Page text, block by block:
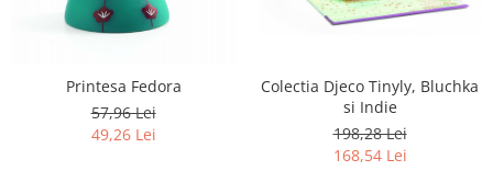
Printesa Fedora
57,96 Lei
49,26 Lei
Colectia Djeco Tinyly, Bluchka
si Indie
198,28 Lei
168,54 Lei